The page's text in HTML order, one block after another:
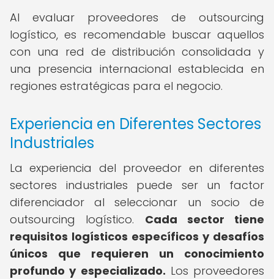
Al evaluar proveedores de outsourcing
logístico, es recomendable buscar aquellos
con una red de distribución consolidada y
una presencia internacional establecida en
regiones estratégicas para el negocio.
Experiencia en Diferentes Sectores
Industriales
La experiencia del proveedor en diferentes
sectores industriales puede ser un factor
diferenciador al seleccionar un socio de
outsourcing logístico. Cada sector tiene
requisitos logísticos específicos y desafíos
únicos que requieren un conocimiento
profundo y especializado. Los proveedores